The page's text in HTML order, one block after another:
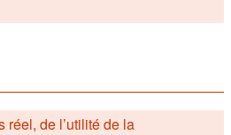
réel, de l’utilité de la